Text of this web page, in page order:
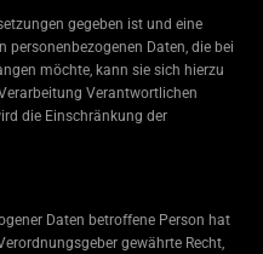
gegeben ist und eine
Daten, die bei
möchte, kann sie sich hierzu
Verantwortlichen
die Einschränkung der
Daten betroffene Person hat
gewährte Recht,